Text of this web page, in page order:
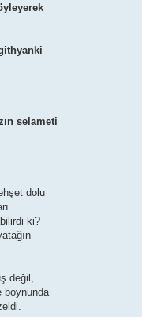
selameti
dolu
ki?
değil,
boynunda